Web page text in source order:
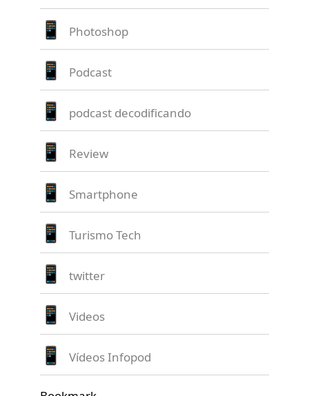
Photoshop
Podcast
podcast decodificando
Review
Smartphone
Turismo Tech
twitter
Videos
Vídeos Infopod